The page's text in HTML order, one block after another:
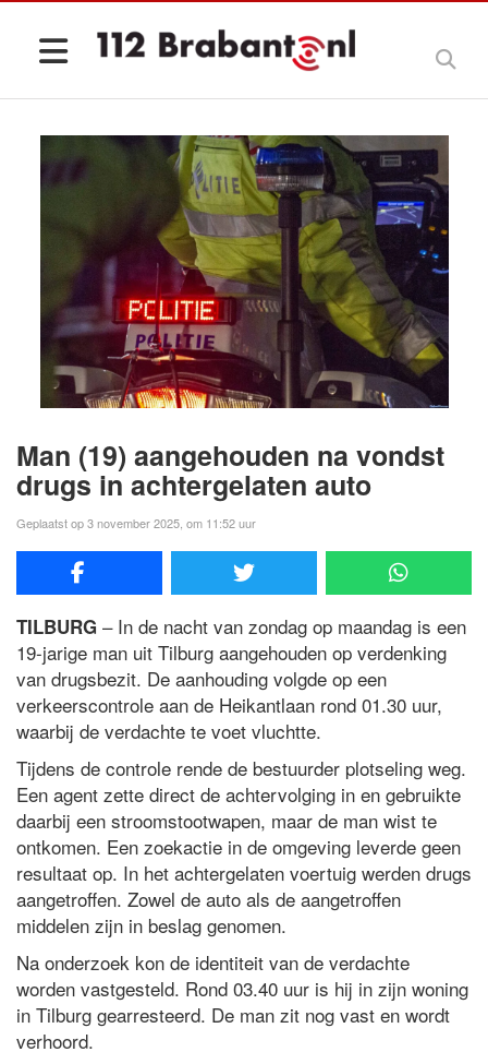
Man (19) aangehouden na vondst
drugs in achtergelaten auto
Geplaatst op 3 november 2025, om 11:52 uur
TILBURG – In de nacht van zondag op maandag is een
19-jarige man uit Tilburg aangehouden op verdenking
van drugsbezit. De aanhouding volgde op een
verkeerscontrole aan de Heikantlaan rond 01.30 uur,
waarbij de verdachte te voet vluchtte.
Tijdens de controle rende de bestuurder plotseling weg.
Een agent zette direct de achtervolging in en gebruikte
daarbij een stroomstootwapen, maar de man wist te
ontkomen. Een zoekactie in de omgeving leverde geen
resultaat op. In het achtergelaten voertuig werden drugs
aangetroffen. Zowel de auto als de aangetroffen
middelen zijn in beslag genomen.
Na onderzoek kon de identiteit van de verdachte
worden vastgesteld. Rond 03.40 uur is hij in zijn woning
in Tilburg gearresteerd. De man zit nog vast en wordt
verhoord.